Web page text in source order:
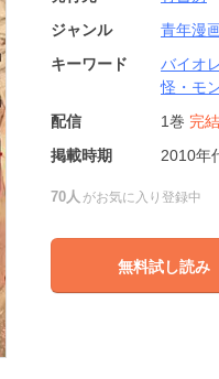
ジャンル
青年漫
キーワード
バイオ
怪・モ
配信
1巻 完結
掲載時期
2010年
70人 がお気に入り登録中
無料試し読み